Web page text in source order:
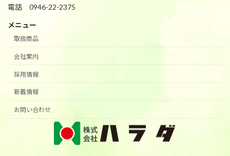
電話 0946-22-2375
メニュー
取扱商品
会社案内
採用情報
新着情報
お問い合わせ